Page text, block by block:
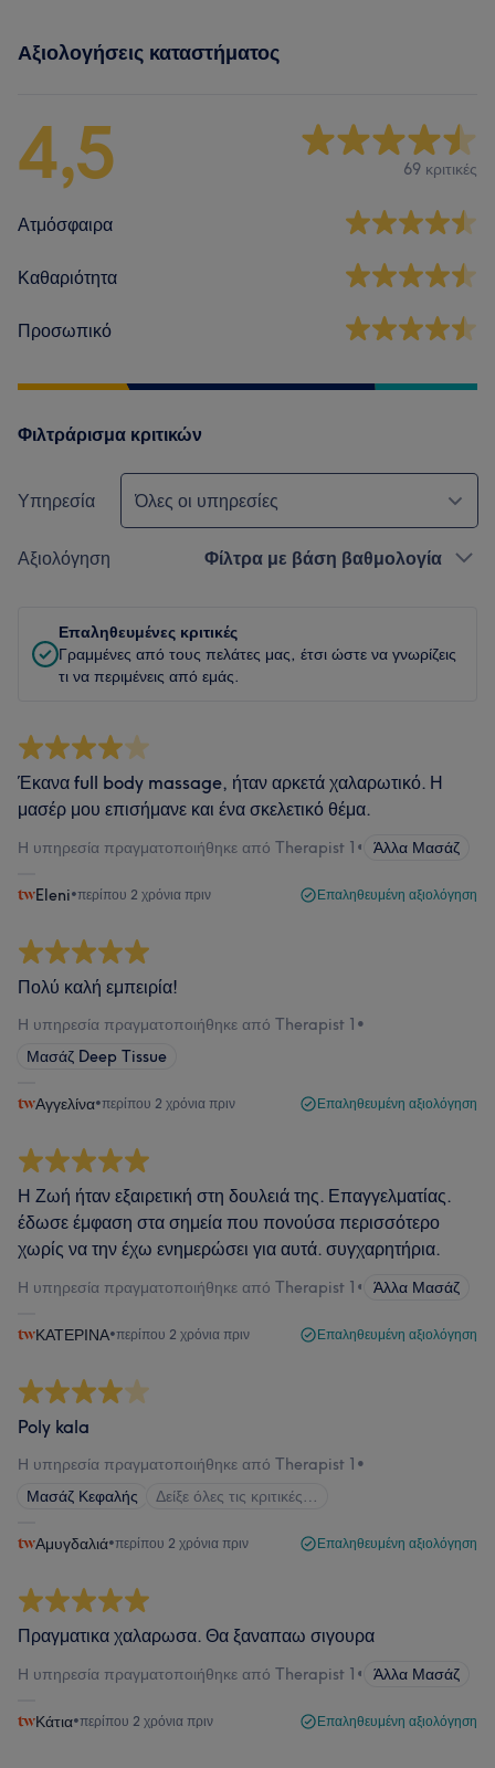
Αξιολογήσεις καταστήματος
4,5 69 κριτικές
Ατμόσφαιρα
Καθαριότητα
Προσωπικό
Φιλτράρισμα κριτικών
Υπηρεσία Όλες οι υπηρεσίες
Αξιολόγηση Φίλτρα με βάση βαθμολογία
Επαληθευμένες κριτικές
Γραμμένες από τους πελάτες μας, έτσι ώστε να γνωρίζεις
τι να περιμένεις από εμάς.
Έκανα full body massage, ήταν αρκετά χαλαρωτικό. Η
μασέρ μου επισήμανε και ένα σκελετικό θέμα.
Η υπηρεσία πραγματοποιήθηκε από Therapist 1 • Άλλα Μασάζ
Eleni•περίπου 2 χρόνια πριν Επαληθευμένη αξιολόγηση
Πολύ καλή εμπειρία!
Η υπηρεσία πραγματοποιήθηκε από Therapist 1 •
Μασάζ Deep Tissue
Αγγελίνα•περίπου 2 χρόνια πριν Επαληθευμένη αξιολόγηση
Η Ζωή ήταν εξαιρετική στη δουλειά της. Επαγγελματίας.
έδωσε έμφαση στα σημεία που πονούσα περισσότερο
χωρίς να την έχω ενημερώσει για αυτά. συγχαρητήρια.
Η υπηρεσία πραγματοποιήθηκε από Therapist 1 • Άλλα Μασάζ
ΚΑΤΕΡΙΝΑ•περίπου 2 χρόνια πριν Επαληθευμένη αξιολόγηση
Poly kala
Η υπηρεσία πραγματοποιήθηκε από Therapist 1 •
Μασάζ Κεφαλής
Δείξε όλες τις κριτικές…
Αμυγδαλιά•περίπου 2 χρόνια πριν Επαληθευμένη αξιολόγηση
Πραγματικα χαλαρωσα. Θα ξαναπαω σιγουρα
Η υπηρεσία πραγματοποιήθηκε από Therapist 1 • Άλλα Μασάζ
Κάτια•περίπου 2 χρόνια πριν Επαληθευμένη αξιολόγηση